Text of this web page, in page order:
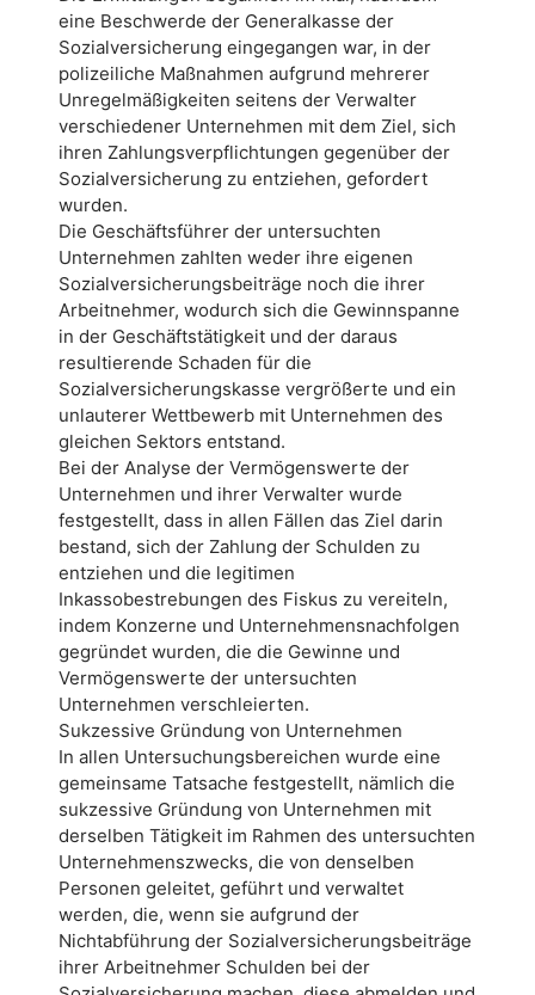
eine Beschwerde der Generalkasse der
Sozialversicherung eingegangen war, in der
polizeiliche Maßnahmen aufgrund mehrerer
Unregelmäßigkeiten seitens der Verwalter
verschiedener Unternehmen mit dem Ziel, sich
ihren Zahlungsverpflichtungen gegenüber der
Sozialversicherung zu entziehen, gefordert
wurden.
Die Geschäftsführer der untersuchten
Unternehmen zahlten weder ihre eigenen
Sozialversicherungsbeiträge noch die ihrer
Arbeitnehmer, wodurch sich die Gewinnspanne
in der Geschäftstätigkeit und der daraus
resultierende Schaden für die
Sozialversicherungskasse vergrößerte und ein
unlauterer Wettbewerb mit Unternehmen des
gleichen Sektors entstand.
Bei der Analyse der Vermögenswerte der
Unternehmen und ihrer Verwalter wurde
festgestellt, dass in allen Fällen das Ziel darin
bestand, sich der Zahlung der Schulden zu
entziehen und die legitimen
Inkassobestrebungen des Fiskus zu vereiteln,
indem Konzerne und Unternehmensnachfolgen
gegründet wurden, die die Gewinne und
Vermögenswerte der untersuchten
Unternehmen verschleierten.
Sukzessive Gründung von Unternehmen
In allen Untersuchungsbereichen wurde eine
gemeinsame Tatsache festgestellt, nämlich die
sukzessive Gründung von Unternehmen mit
derselben Tätigkeit im Rahmen des untersuchten
Unternehmenszwecks, die von denselben
Personen geleitet, geführt und verwaltet
werden, die, wenn sie aufgrund der
Nichtabführung der Sozialversicherungsbeiträge
ihrer Arbeitnehmer Schulden bei der